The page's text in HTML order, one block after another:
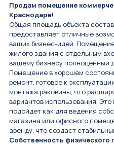
Продам помещение
Краснодаре!
Общая площадь объекта
предоставляет отличные
ваших бизнес-идей.
жилого здания с отдельным
вашему бизнесу полноценный
Помещение в хорошем
ремонт, готовое к
монтажа раковины, что
вариантов использования.
подойдет как для ведения
магазина или офисного
аренду, что создаст
Собственность физического